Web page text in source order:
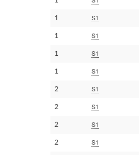
1 S1
1 S1
1 S1
1 S1
2 S1
2 S1
2 S1
2 S1